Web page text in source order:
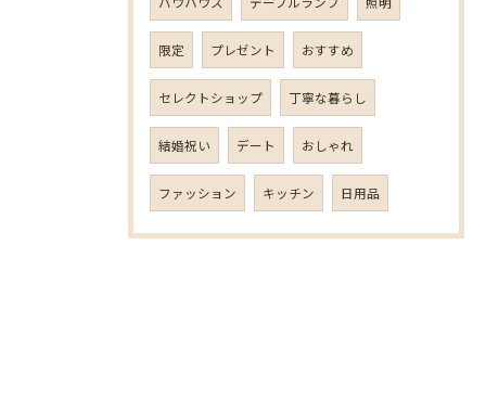
限定 プレゼント おすすめ
セレクトショップ 丁寧な暮らし
結婚祝い デート おしゃれ
ファッション キッチン 日用品